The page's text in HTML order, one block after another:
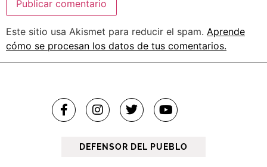
Este sitio usa Akismet para reducir el spam. Aprende
cómo se procesan los datos de tus comentarios.
DEFENSOR DEL PUEBLO